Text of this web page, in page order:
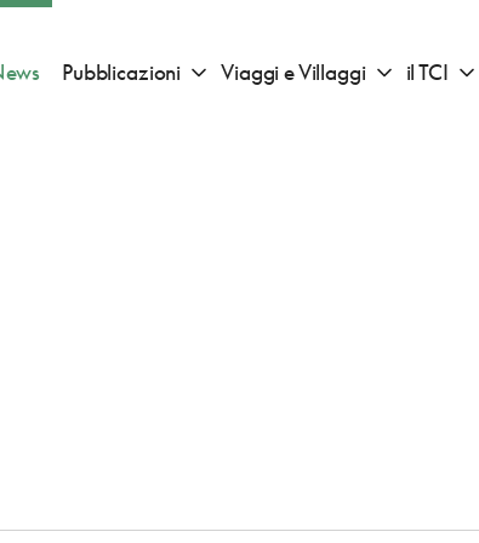
sotto menu "Consigli di viaggio"
Pubblicazioni Apri sotto menu "Pubblicazioni"
Viaggi e Villaggi Apri sotto
il TCI